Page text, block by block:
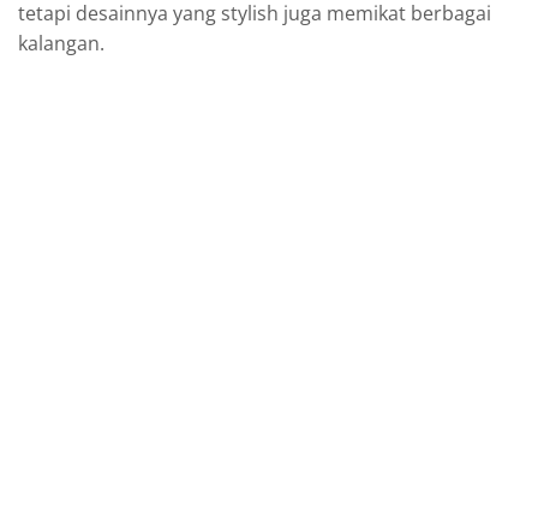
tetapi desainnya yang stylish juga memikat berbagai
kalangan.